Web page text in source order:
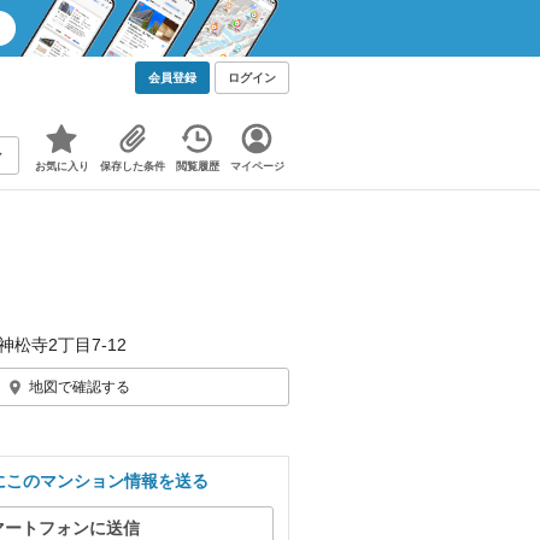
会員登録 ログイン
お気に入り 保存した条件 閲覧履歴 マイページ
松寺2丁目7-12
地図で確認する
のマンション情報を送る
トフォンに送信